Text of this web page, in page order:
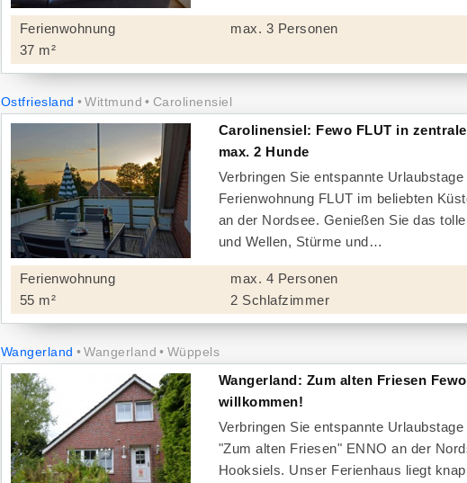
Ferienwohnung
37 m²
max. 3 Personen
Ostfriesland Wittmund Carolinensiel
Carolinensiel: Fewo FLUT in
max. 2 Hunde
Verbringen Sie entspannte
Ferienwohnung FLUT im beliebten
an der Nordsee. Genießen Sie das
und Wellen, Stürme und
Ferienwohnung
55 m²
max. 4 Personen
2 Schlafzimmer
Wangerland Wangerland Wüppels
Wangerland: Zum alten Friesen
willkommen!
Verbringen Sie entspannte
"Zum alten Friesen" ENNO an der
Hooksiels. Unser Ferienhaus liegt